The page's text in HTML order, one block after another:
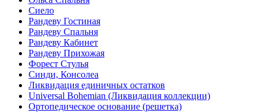
Сиело
Рандеву Гостиная
Рандеву Спальня
Рандеву Кабинет
Рандеву Прихожая
Форест Стулья
Синди, Консолеа
Ликвидация единичных остатков
Universal Bohemian (Ликвидация коллекции)
Ортопедическое основание (решетка)